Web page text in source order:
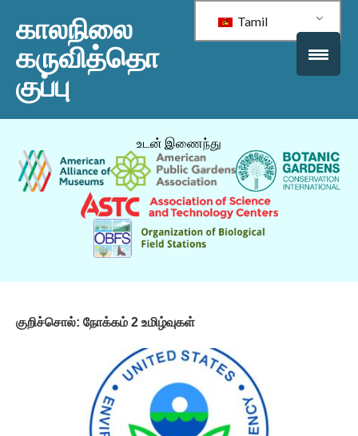
காலநிலை
கருவித்தொ
குப்பு
Tamil
உடன் இணைந்து
குறிச்சொல்: நோக்கம் 2 உமிழ்வுகள்